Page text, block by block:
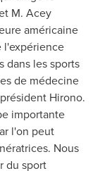
M. Acey
américaine
l'expérience
dans les sports
de médecine
Hirono.
importante
l'on peut
Nous
du sport